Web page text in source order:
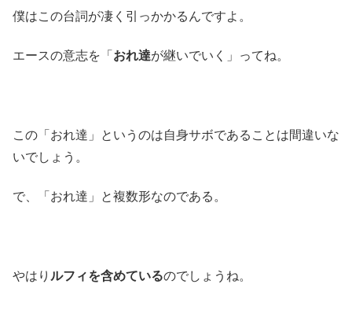
僕はこの台詞が凄く引っかかるんですよ。
エースの意志を「 おれ達が継いでいく」ってね。
この「おれ達」というのは自身サボであることは間違いな
いでしょう。
で、「おれ達」と複数形なのである。
やはり ルフィを含めているのでしょうね。